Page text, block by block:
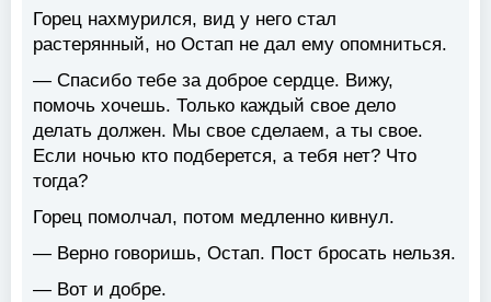
Горец нахмурился, вид у него стал
растерянный, но Остап не дал ему опомниться.
— Спасибо тебе за доброе сердце. Вижу,
помочь хочешь. Только каждый свое дело
делать должен. Мы свое сделаем, а ты свое.
Если ночью кто подберется, а тебя нет? Что
тогда?
Горец помолчал, потом медленно кивнул.
— Верно говоришь, Остап. Пост бросать нельзя.
— Вот и добре.